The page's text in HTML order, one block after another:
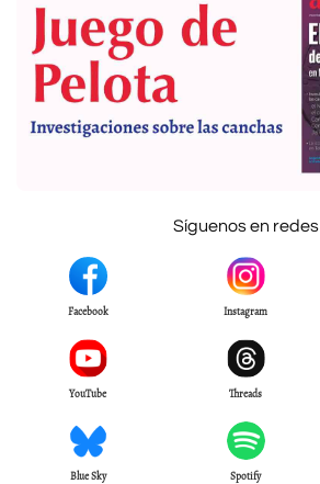
Síguenos en redes
Facebook Instagram
YouTube Threads
Blue Sky Spotify